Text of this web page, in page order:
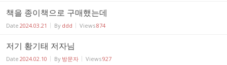
책을 종이책으로 구매했는데
Date 2024.03.21 By ddd Views874
저기 황기태 저자님
Date 2024.02.10 By 방문자 Views927